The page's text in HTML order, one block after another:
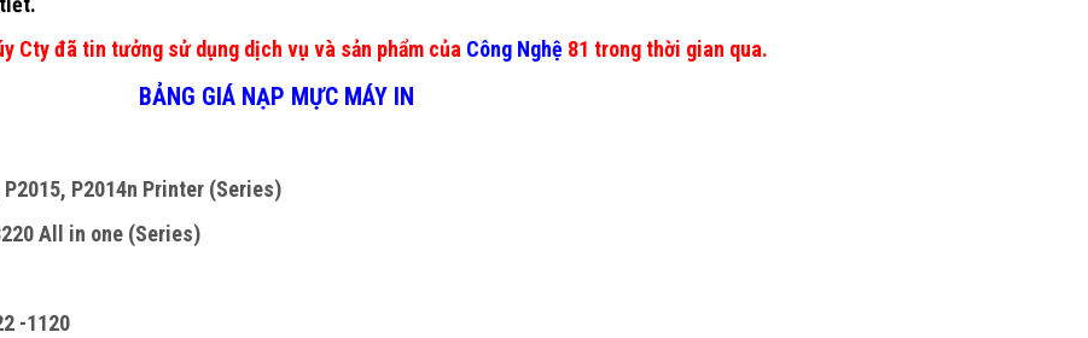
Cty đã tin tưởng sử dụng dịch vụ và sản phẩm của Công Nghệ 81 trong thời gian qua.
BẢNG GIÁ NẠP MỰC MÁY IN
P2014n Printer (Series)
All in one (Series)
-1120